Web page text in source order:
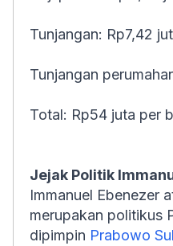
Tunjangan: Rp7,42
Tunjangan
Total: Rp54 juta per
Jejak Politik
Immanuel Ebenezer
merupakan politikus
dipimpin Prabowo